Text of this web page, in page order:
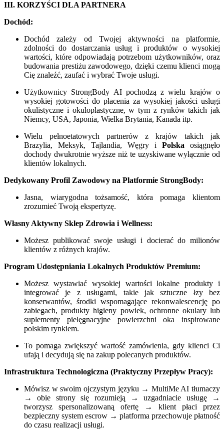
III. KORZYŚCI DLA PARTNERA
Dochód:
Dochód zależy od Twojej aktywności na platformie,
zdolności do dostarczania usług i produktów o wysokiej
wartości, które odpowiadają potrzebom użytkowników, oraz
budowania prestiżu zawodowego, dzięki czemu klienci mogą
Cię znaleźć, zaufać i wybrać Twoje usługi.
Użytkownicy StrongBody AI pochodzą z wielu krajów o
wysokiej gotowości do płacenia za wysokiej jakości usługi
okulistyczne i okuloplastyczne, w tym z rynków takich jak
Niemcy, USA, Japonia, Wielka Brytania, Kanada itp.
Wielu pełnoetatowych partnerów z krajów takich jak
Brazylia, Meksyk, Tajlandia, Węgry i Polska osiągnęło
dochody dwukrotnie wyższe niż te uzyskiwane wyłącznie od
klientów lokalnych.
Dedykowany Profil Zawodowy na Platformie StrongBody:
Jasna, wiarygodna tożsamość, która pomaga klientom
zrozumieć Twoją ekspertyzę.
Własny Aktywny Sklep Zdrowia i Wellness:
Możesz publikować swoje usługi i docierać do milionów
klientów z różnych krajów.
Program Udostępniania Lokalnych Produktów Premium:
Możesz wystawiać wysokiej wartości lokalne produkty i
integrować je z usługami, takie jak sztuczne łzy bez
konserwantów, środki wspomagające rekonwalescencję po
zabiegach, produkty higieny powiek, ochronne okulary lub
suplementy pielęgnacyjne powierzchni oka inspirowane
polskim rynkiem.
To pomaga zwiększyć wartość zamówienia, gdy klienci Ci
ufają i decydują się na zakup polecanych produktów.
Infrastruktura Technologiczna (Praktyczny Przepływ Pracy):
Mówisz w swoim ojczystym języku → MultiMe AI tłumaczy
→ obie strony się rozumieją → uzgadniacie usługę →
tworzysz spersonalizowaną ofertę → klient płaci przez
bezpieczny system escrow → platforma przechowuje płatność
do czasu realizacji usługi.